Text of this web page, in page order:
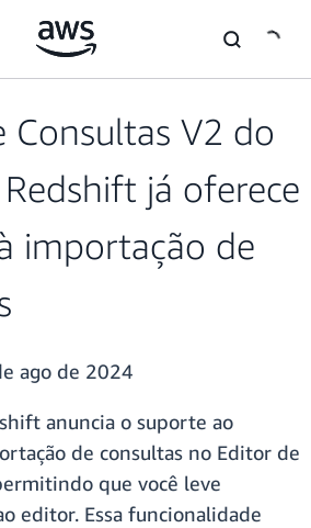
Consultas V2 do
já oferece
importação de
ago de 2024
anuncia o suporte ao
de consultas no Editor de
que você leve
editor. Essa funcionalidade